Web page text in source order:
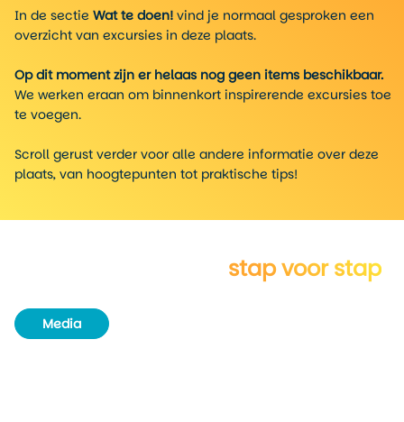
In de sectie Wat te doen! vind je normaal gesproken een
overzicht van excursies in deze plaats.
Op dit moment zijn er helaas nog geen items beschikbaar.
We werken eraan om binnenkort inspirerende excursies toe
te voegen.
Scroll gerust verder voor alle andere informatie over deze
plaats, van hoogtepunten tot praktische tips!
stap voor stap
Media